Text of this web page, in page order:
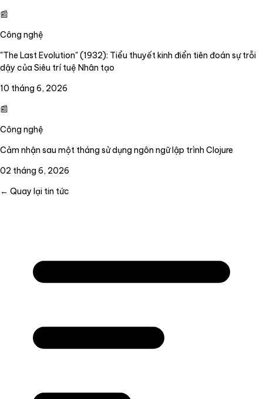
📰
Công nghệ
"The Last Evolution" (1932): Tiểu thuyết kinh điển tiên đoán sự trỗi
dậy của Siêu trí tuệ Nhân tạo
10 tháng 6, 2026
📰
Công nghệ
Cảm nhận sau một tháng sử dụng ngôn ngữ lập trình Clojure
02 tháng 6, 2026
← Quay lại tin tức